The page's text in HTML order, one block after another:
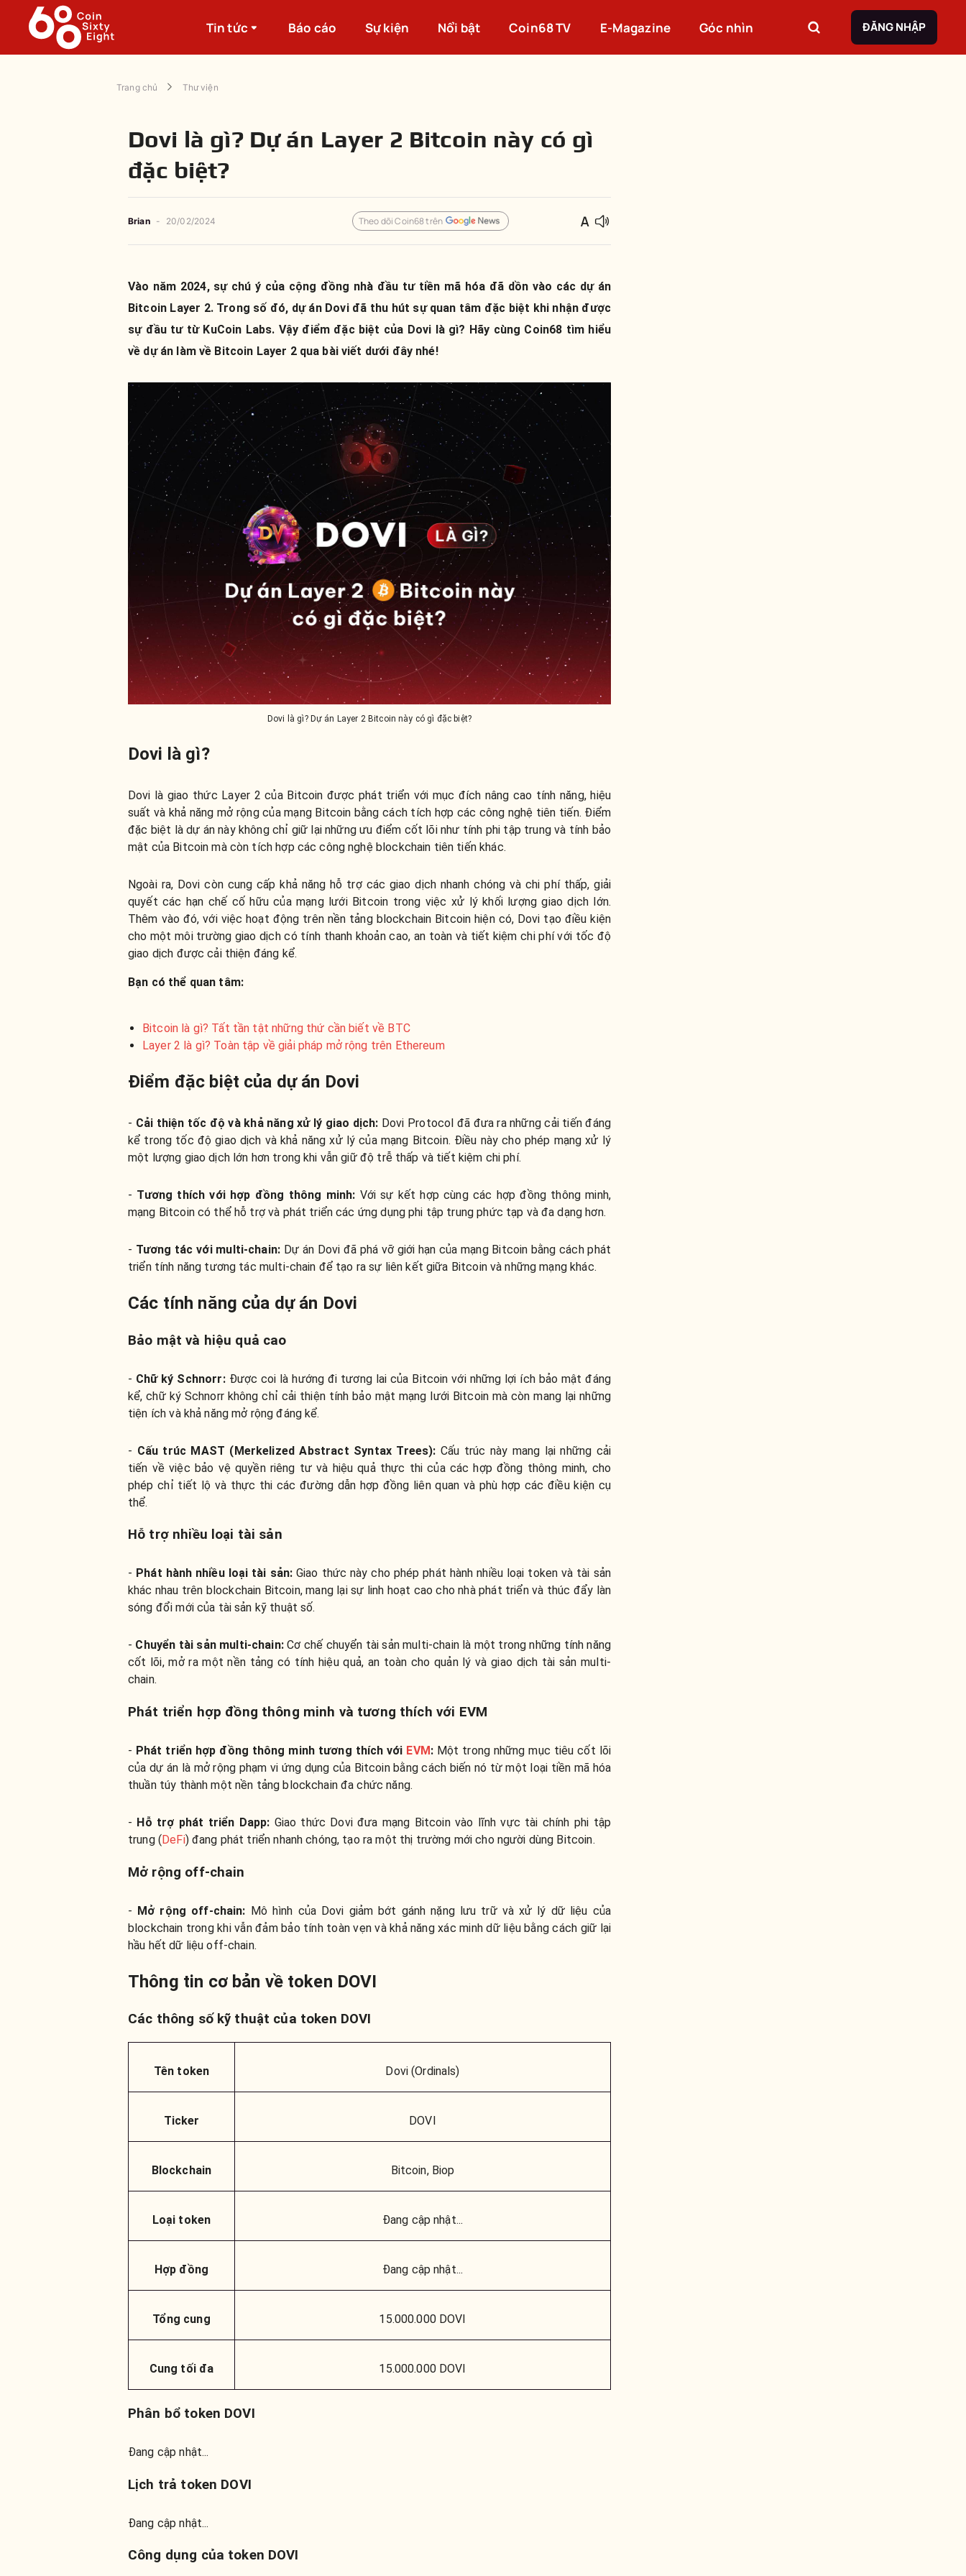
Tin tức Báo cáo Sự kiện Nổi bật Coin68 TV E-Magazine Góc nhìn ĐĂNG NHẬP
Trang chủ Thư viện
Dovi là gì? Dự án Layer 2 Bitcoin này có gì
đặc biệt?
Brian - 20/02/2024 Theo dõi Coin68 trên
Vào năm 2024, sự chú ý của cộng đồng nhà đầu tư tiền mã hóa đã dồn vào các dự án
Bitcoin Layer 2. Trong số đó, dự án Dovi đã thu hút sự quan tâm đặc biệt khi nhận được
sự đầu tư từ KuCoin Labs. Vậy điểm đặc biệt của Dovi là gì? Hãy cùng Coin68 tìm hiểu
về dự án làm về Bitcoin Layer 2 qua bài viết dưới đây nhé!
Dovi là gì? Dự án Layer 2 Bitcoin này có gì đặc biệt?
Dovi là gì?
Dovi là giao thức Layer 2 của Bitcoin được phát triển với mục đích nâng cao tính năng, hiệu
suất và khả năng mở rộng của mạng Bitcoin bằng cách tích hợp các công nghệ tiên tiến. Điểm
đặc biệt là dự án này không chỉ giữ lại những ưu điểm cốt lõi như tính phi tập trung và tính bảo
mật của Bitcoin mà còn tích hợp các công nghệ blockchain tiên tiến khác.
Ngoài ra, Dovi còn cung cấp khả năng hỗ trợ các giao dịch nhanh chóng và chi phí thấp, giải
quyết các hạn chế cố hữu của mạng lưới Bitcoin trong việc xử lý khối lượng giao dịch lớn.
Thêm vào đó, với việc hoạt động trên nền tảng blockchain Bitcoin hiện có, Dovi tạo điều kiện
cho một môi trường giao dịch có tính thanh khoản cao, an toàn và tiết kiệm chi phí với tốc độ
giao dịch được cải thiện đáng kể.
Bạn có thể quan tâm:
Bitcoin là gì? Tất tần tật những thứ cần biết về BTC
Layer 2 là gì? Toàn tập về giải pháp mở rộng trên Ethereum
Điểm đặc biệt của dự án Dovi
- Cải thiện tốc độ và khả năng xử lý giao dịch: Dovi Protocol đã đưa ra những cải tiến đáng
kể trong tốc độ giao dịch và khả năng xử lý của mạng Bitcoin. Điều này cho phép mạng xử lý
một lượng giao dịch lớn hơn trong khi vẫn giữ độ trễ thấp và tiết kiệm chi phí.
- Tương thích với hợp đồng thông minh: Với sự kết hợp cùng các hợp đồng thông minh,
mạng Bitcoin có thể hỗ trợ và phát triển các ứng dụng phi tập trung phức tạp và đa dạng hơn.
- Tương tác với multi-chain: Dự án Dovi đã phá vỡ giới hạn của mạng Bitcoin bằng cách phát
triển tính năng tương tác multi-chain để tạo ra sự liên kết giữa Bitcoin và những mạng khác.
Các tính năng của dự án Dovi
Bảo mật và hiệu quả cao
- Chữ ký Schnorr: Được coi là hướng đi tương lai của Bitcoin với những lợi ích bảo mật đáng
kể, chữ ký Schnorr không chỉ cải thiện tính bảo mật mạng lưới Bitcoin mà còn mang lại những
tiện ích và khả năng mở rộng đáng kể.
- Cấu trúc MAST (Merkelized Abstract Syntax Trees): Cấu trúc này mang lại những cải
tiến về việc bảo vệ quyền riêng tư và hiệu quả thực thi của các hợp đồng thông minh, cho
phép chỉ tiết lộ và thực thi các đường dẫn hợp đồng liên quan và phù hợp các điều kiện cụ
thể.
Hỗ trợ nhiều loại tài sản
- Phát hành nhiều loại tài sản: Giao thức này cho phép phát hành nhiều loại token và tài sản
khác nhau trên blockchain Bitcoin, mang lại sự linh hoạt cao cho nhà phát triển và thúc đẩy làn
sóng đổi mới của tài sản kỹ thuật số.
- Chuyển tài sản multi-chain: Cơ chế chuyển tài sản multi-chain là một trong những tính năng
cốt lõi, mở ra một nền tảng có tính hiệu quả, an toàn cho quản lý và giao dịch tài sản multi-
chain.
Phát triển hợp đồng thông minh và tương thích với EVM
- Phát triển hợp đồng thông minh tương thích với EVM: Một trong những mục tiêu cốt lõi
của dự án là mở rộng phạm vi ứng dụng của Bitcoin bằng cách biến nó từ một loại tiền mã hóa
thuần túy thành một nền tảng blockchain đa chức năng.
- Hỗ trợ phát triển Dapp: Giao thức Dovi đưa mạng Bitcoin vào lĩnh vực tài chính phi tập
trung (DeFi) đang phát triển nhanh chóng, tạo ra một thị trường mới cho người dùng Bitcoin.
Mở rộng off-chain
- Mở rộng off-chain: Mô hình của Dovi giảm bớt gánh nặng lưu trữ và xử lý dữ liệu của
blockchain trong khi vẫn đảm bảo tính toàn vẹn và khả năng xác minh dữ liệu bằng cách giữ lại
hầu hết dữ liệu off-chain.
Thông tin cơ bản về token DOVI
Các thông số kỹ thuật của token DOVI
Tên token Dovi (Ordinals)
Ticker DOVI
Blockchain Bitcoin, Biop
Loại token Đang cập nhật...
Hợp đồng Đang cập nhật...
Tổng cung 15.000.000 DOVI
Cung tối đa 15.000.000 DOVI
Phân bổ token DOVI
Đang cập nhật...
Lịch trả token DOVI
Đang cập nhật...
Công dụng của token DOVI